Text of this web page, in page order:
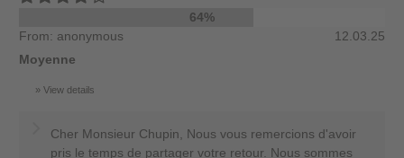
64%
From: anonymous
12.03.25
Moyenne
View details
Cher Monsieur Chupin, Nous vous remercions d'avoir
pris le temps de partager votre retour. Nous sommes